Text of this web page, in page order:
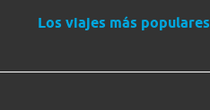
Los viajes más populares